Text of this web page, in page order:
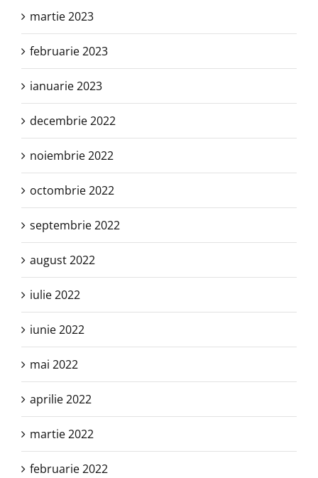
martie 2023
februarie 2023
ianuarie 2023
decembrie 2022
noiembrie 2022
octombrie 2022
septembrie 2022
august 2022
iulie 2022
iunie 2022
mai 2022
aprilie 2022
martie 2022
februarie 2022